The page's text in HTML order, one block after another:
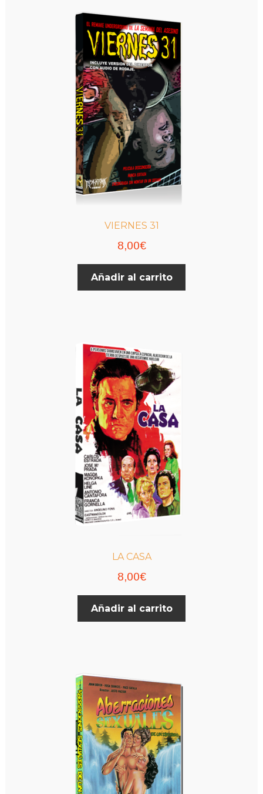
VIERNES 31
8,00€
Añadir al carrito
LA CASA
8,00€
Añadir al carrito